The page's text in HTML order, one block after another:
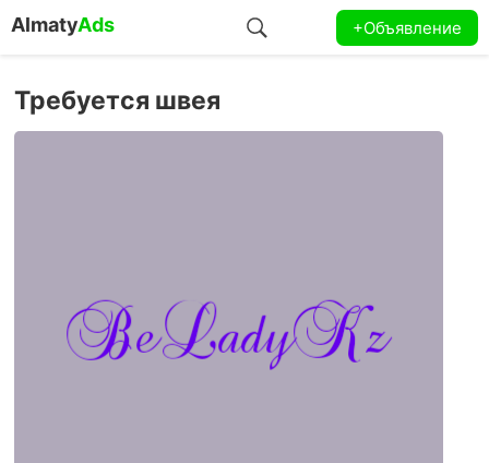
AlmatyAds +Объявление
Требуется швея